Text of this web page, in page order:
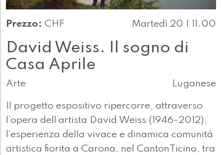
Prezzo: CHF Martedì 20 | 11.00
David Weiss. Il sogno di
Casa Aprile
Arte Luganese
Il progetto espositivo ripercorre, attraverso
l’opera dell’artista David Weiss (1946-2012),
l’esperienza della vivace e dinamica comunità
artistica fiorita a Carona, nel CantonTicino, tra